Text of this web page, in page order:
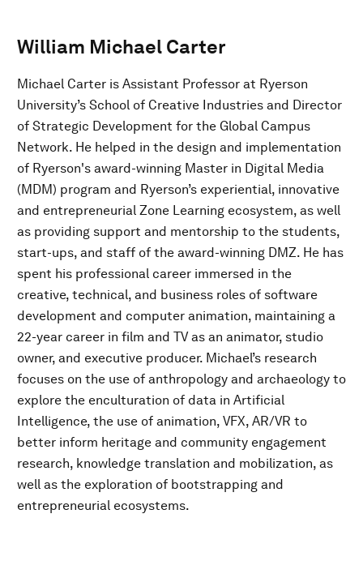
William Michael Carter
Michael Carter is Assistant Professor at Ryerson
University’s School of Creative Industries and Director
of Strategic Development for the Global Campus
Network. He helped in the design and implementation
of Ryerson's award-winning Master in Digital Media
(MDM) program and Ryerson’s experiential, innovative
and entrepreneurial Zone Learning ecosystem, as well
as providing support and mentorship to the students,
start-ups, and staff of the award-winning DMZ. He has
spent his professional career immersed in the
creative, technical, and business roles of software
development and computer animation, maintaining a
22-year career in film and TV as an animator, studio
owner, and executive producer. Michael’s research
focuses on the use of anthropology and archaeology to
explore the enculturation of data in Artificial
Intelligence, the use of animation, VFX, AR/VR to
better inform heritage and community engagement
research, knowledge translation and mobilization, as
well as the exploration of bootstrapping and
entrepreneurial ecosystems.